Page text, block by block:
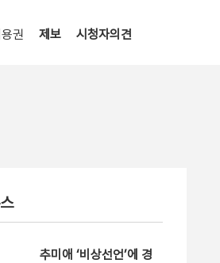
권 제보 시청자의견
추미애 ‘비상선언’에 경